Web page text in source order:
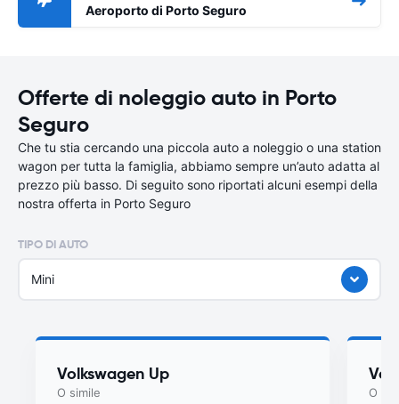
Aeroporto di Porto Seguro
Offerte di noleggio auto in Porto
Seguro
Che tu stia cercando una piccola auto a noleggio o una station
wagon per tutta la famiglia, abbiamo sempre un’auto adatta al
prezzo più basso. Di seguito sono riportati alcuni esempi della
nostra offerta in Porto Seguro
TIPO DI AUTO
Mini
Volkswagen Up
O simile O